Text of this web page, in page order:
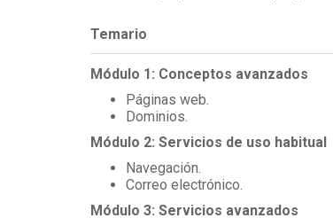
Temario
Módulo 1: Conceptos avanzados
Páginas web.
Dominios.
Módulo 2: Servicios de uso habitual
Navegación.
Correo electrónico.
Módulo 3: Servicios avanzados